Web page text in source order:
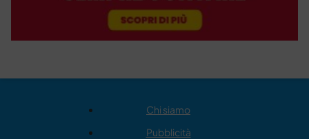
Chi siamo
Pubblicità